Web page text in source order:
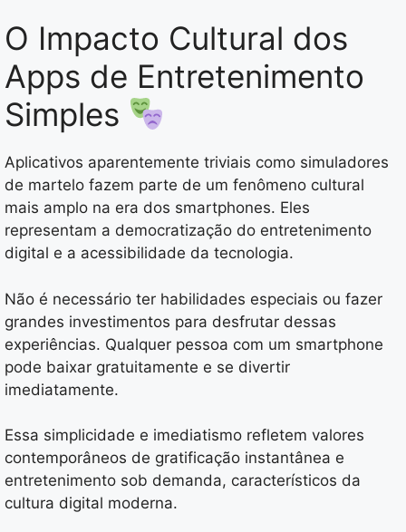
O Impacto Cultural dos
Apps de Entretenimento
Simples
Aplicativos aparentemente triviais como simuladores
de martelo fazem parte de um fenômeno cultural
mais amplo na era dos smartphones. Eles
representam a democratização do entretenimento
digital e a acessibilidade da tecnologia.
Não é necessário ter habilidades especiais ou fazer
grandes investimentos para desfrutar dessas
experiências. Qualquer pessoa com um smartphone
pode baixar gratuitamente e se divertir
imediatamente.
Essa simplicidade e imediatismo refletem valores
contemporâneos de gratificação instantânea e
entretenimento sob demanda, característicos da
cultura digital moderna.